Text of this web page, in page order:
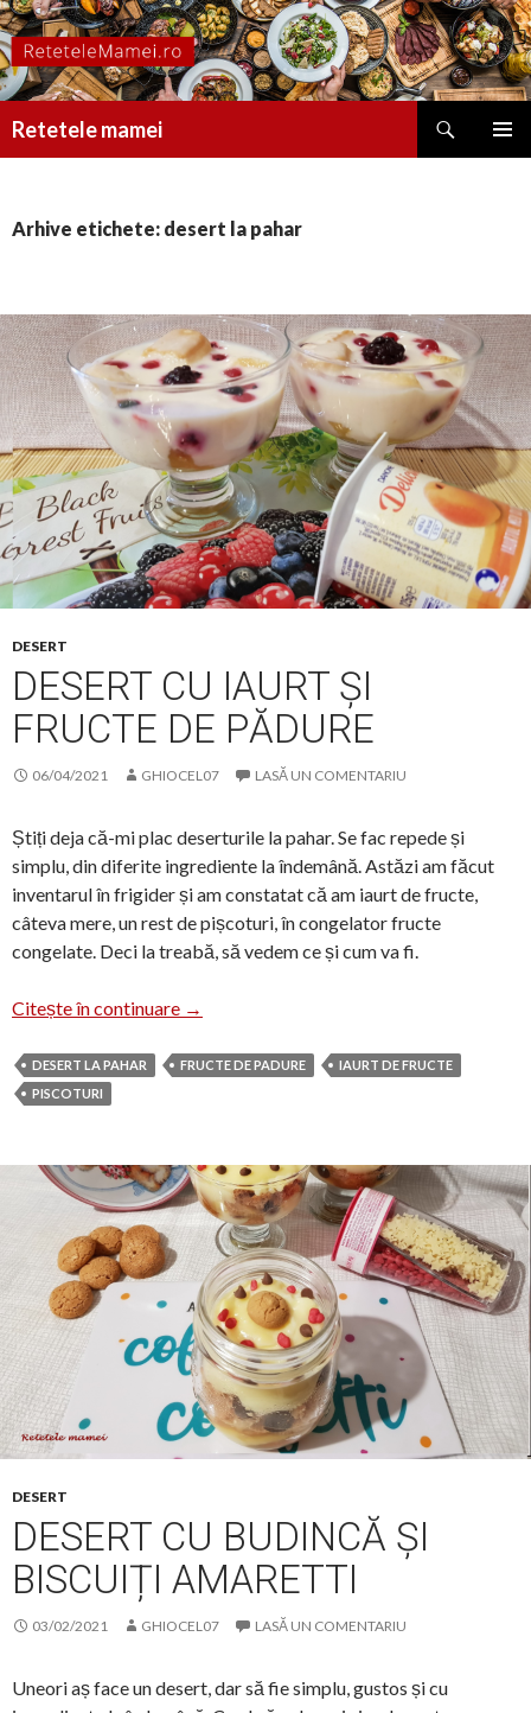
Retetele mamei
Arhive etichete: desert la pahar
DESERT
DESERT CU IAURT ȘI
FRUCTE DE PĂDURE
06/04/2021 GHIOCEL07 LASĂ UN COMENTARIU
Știți deja că-mi plac deserturile la pahar. Se fac repede și
simplu, din diferite ingrediente la îndemână. Astăzi am făcut
inventarul în frigider și am constatat că am iaurt de fructe,
câteva mere, un rest de pișcoturi, în congelator fructe
congelate. Deci la treabă, să vedem ce și cum va fi.
Citește în continuare Desert cu iaurt și fructe de pădure
→
DESERT LA PAHAR FRUCTE DE PADURE
IAURT DE FRUCTE
PISCOTURI
DESERT
DESERT CU BUDINCĂ ȘI
BISCUIȚI AMARETTI
03/02/2021 GHIOCEL07 LASĂ UN COMENTARIU
Uneori aș face un desert, dar să fie simplu, gustos și cu